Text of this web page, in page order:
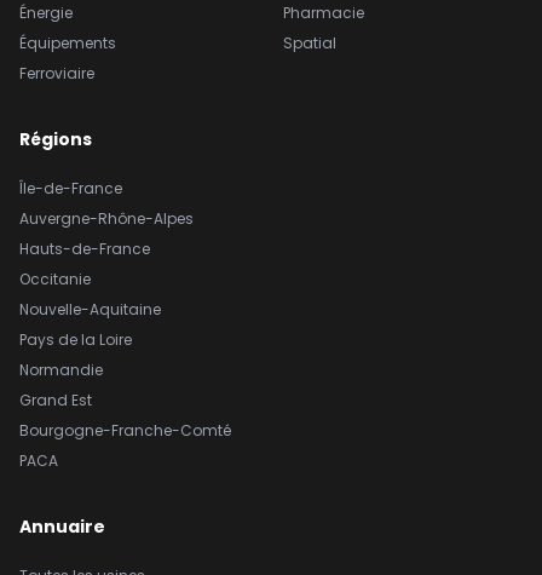
Énergie
Équipements
Ferroviaire
Pharmacie
Spatial
Régions
Île-de-France
Auvergne-Rhône-Alpes
Hauts-de-France
Occitanie
Nouvelle-Aquitaine
Pays de la Loire
Normandie
Grand Est
Bourgogne-Franche-Comté
PACA
Annuaire